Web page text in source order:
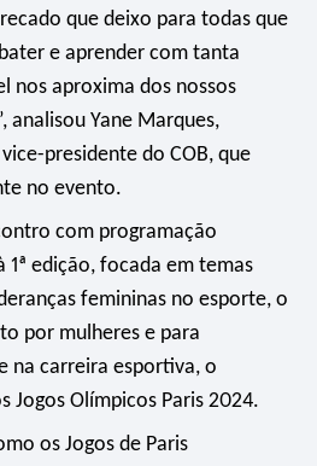
que deixo para todas que
e aprender com tanta
nos aproxima dos nossos
analisou Yane Marques,
presidente do COB, que
no evento.
com programação
edição, focada em temas
femininas no esporte, o
por mulheres e para
na carreira esportiva, o
Jogos Olímpicos Paris 2024.
os Jogos de Paris